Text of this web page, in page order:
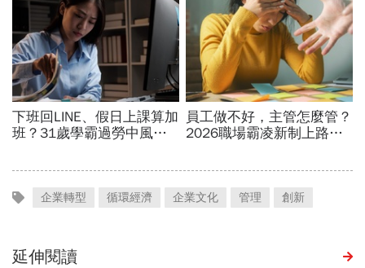
企業轉型 循環經濟 企業文化 管理 創新
延伸閱讀